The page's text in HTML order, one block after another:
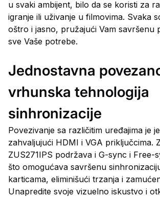
u svaki ambijent, bilo da se koristi za
igranje ili uživanje u filmovima. Svaka
oštro i jasno, pružajući Vam savršenu
sve Vaše potrebe.
Jednostavna
vrhunska tehnologija
sinhronizacije
Povezivanje sa različitim uređajima je
zahvaljujući HDMI i VGA priključcima.
ZUS271IPS podržava i G-sync i Free-
što omogućava savršenu
karticama, eliminišući trzanja i
Unapredite svoje vizuelno iskustvo i